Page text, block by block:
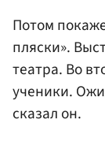
Потом
пляски».
театра. Во
ученики.
сказал он.